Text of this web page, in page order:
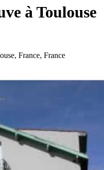
à Toulouse
France, France